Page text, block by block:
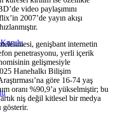
Kurulu
video paylaşımını
2007’de yayın akışı
genişbant internetin
penetrasyonu, yerli içerik
gelişmesiyle
Hanehalkı Bilişim
göre 16-74 yaş
oranı %90,9’a yükselmiştir; bu
niş değil kitlesel bir medya
gösterir.